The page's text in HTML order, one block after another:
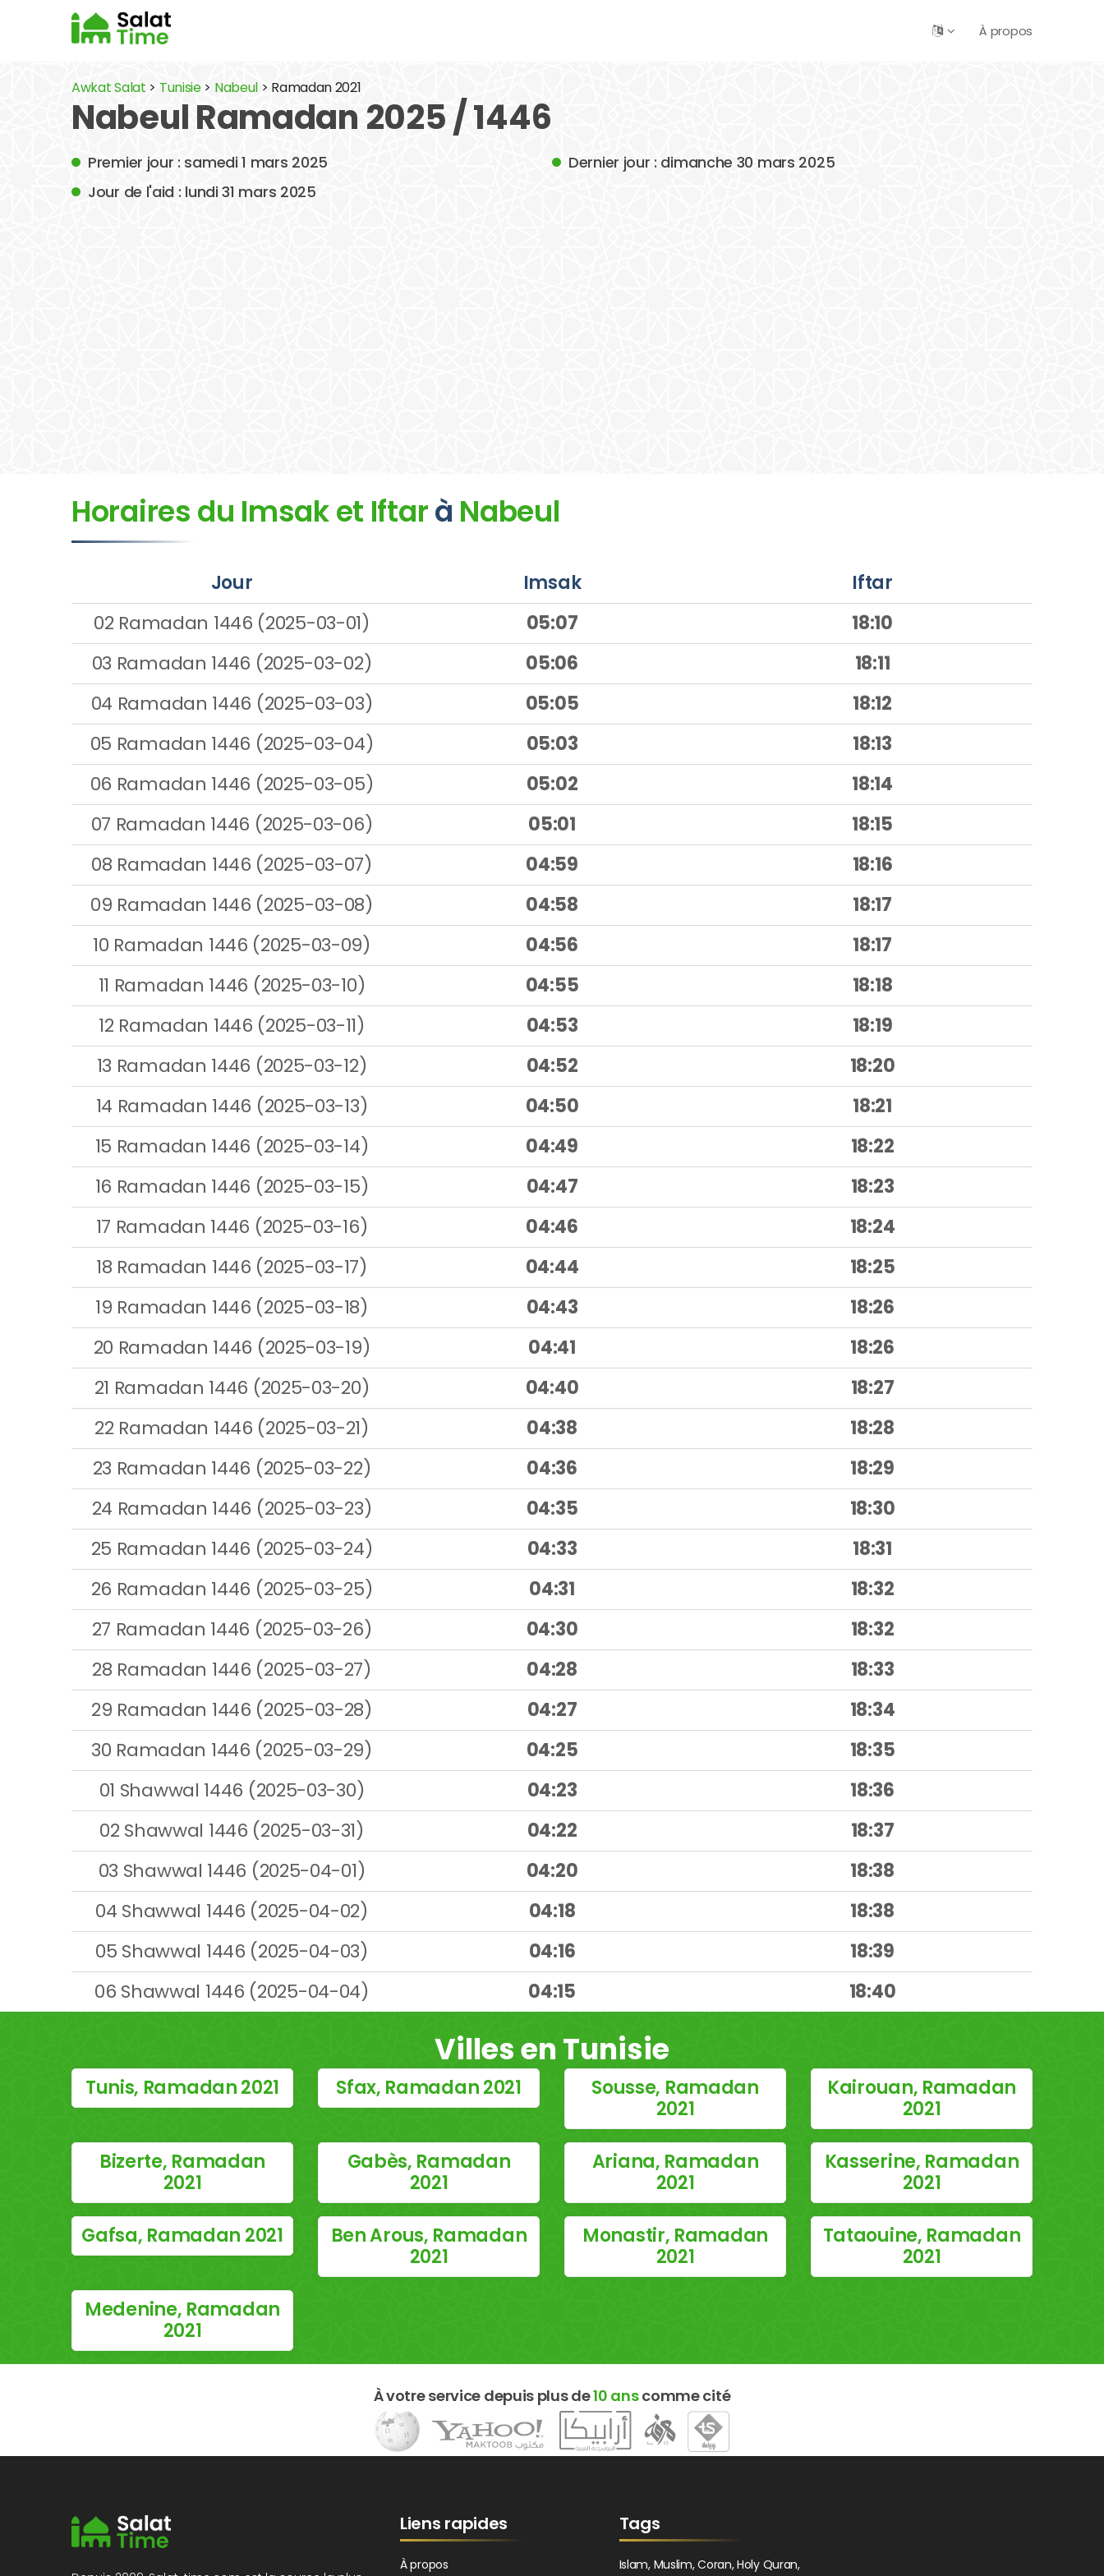
À propos
Awkat Salat > Tunisie> Nabeul > Ramadan 2021
Nabeul Ramadan 2025 / 1446
Premier jour : samedi 1 mars 2025
Dernier jour : dimanche 30 mars 2025
Jour de l'aid : lundi 31 mars 2025
Horaires du Imsak et Iftarà Nabeul
Jour Imsak
Iftar
02 Ramadan 1446 (2025-03-01)
05:07
18:10
03 Ramadan 1446 (2025-03-02)
05:06
18:11
04 Ramadan 1446 (2025-03-03)
05:05
18:12
05 Ramadan 1446 (2025-03-04)
05:03
18:13
06 Ramadan 1446 (2025-03-05)
05:02
18:14
07 Ramadan 1446 (2025-03-06)
05:01
18:15
08 Ramadan 1446 (2025-03-07)
04:59
18:16
09 Ramadan 1446 (2025-03-08)
04:58
18:17
10 Ramadan 1446 (2025-03-09)
04:56
18:17
11 Ramadan 1446 (2025-03-10)
04:55
18:18
12 Ramadan 1446 (2025-03-11)
04:53
18:19
13 Ramadan 1446 (2025-03-12)
04:52
18:20
14 Ramadan 1446 (2025-03-13)
04:50
18:21
15 Ramadan 1446 (2025-03-14)
04:49
18:22
16 Ramadan 1446 (2025-03-15)
04:47
18:23
17 Ramadan 1446 (2025-03-16)
04:46
18:24
18 Ramadan 1446 (2025-03-17)
04:44
18:25
19 Ramadan 1446 (2025-03-18)
04:43
18:26
20 Ramadan 1446 (2025-03-19)
04:41
18:26
21 Ramadan 1446 (2025-03-20)
04:40
18:27
22 Ramadan 1446 (2025-03-21)
04:38
18:28
23 Ramadan 1446 (2025-03-22)
04:36
18:29
24 Ramadan 1446 (2025-03-23)
04:35
18:30
25 Ramadan 1446 (2025-03-24)
04:33
18:31
26 Ramadan 1446 (2025-03-25)
04:31
18:32
27 Ramadan 1446 (2025-03-26)
04:30
18:32
28 Ramadan 1446 (2025-03-27)
04:28
18:33
29 Ramadan 1446 (2025-03-28)
04:27
18:34
30 Ramadan 1446 (2025-03-29)
04:25
18:35
01 Shawwal 1446 (2025-03-30)
04:23
18:36
02 Shawwal 1446 (2025-03-31)
04:22
18:37
03 Shawwal 1446 (2025-04-01)
04:20
18:38
04 Shawwal 1446 (2025-04-02)
04:18
18:38
05 Shawwal 1446 (2025-04-03)
04:16
18:39
06 Shawwal 1446 (2025-04-04)
04:15 18:40
Villes en Tunisie
Tunis, Ramadan 2021 Sfax, Ramadan 2021
Sousse, Ramadan
2021
Kairouan, Ramadan
2021
Bizerte, Ramadan
2021
Gabès, Ramadan
2021
Ariana, Ramadan
2021
Kasserine, Ramadan
2021
Gafsa, Ramadan 2021
Ben Arous, Ramadan
2021
Monastir, Ramadan
2021
Tataouine, Ramadan
2021
Medenine, Ramadan
2021
À votre service depuis plus de10 anscomme cité
Liens rapides
À propos
Tags
Islam, Muslim, Coran, Holy Quran,